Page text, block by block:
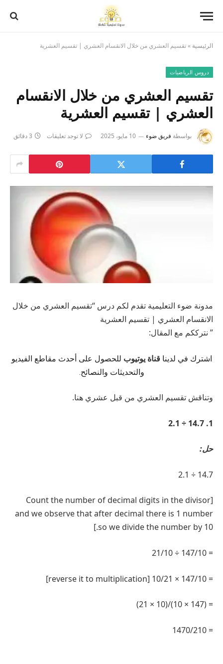
الرئيسية »تقسيم العشري من خلال الانقسام العشري | تقسيم العشرية
دروس الرياضيات
تقسيم العشري من خلال الانقسام
العشري | تقسيم العشرية
بواسطة فريق ضوء 10 مايو، 2025 لا توجد تعليقات 3 دقائق
مدونة ضوء التعليمية تقدم لكم درس “تقسيم العشري من خلال
الانقسام العشري | تقسيم العشرية
” نترككم مع المقال:
اشترك في لديناقناة يوتيوب للحصول على أحدث مقاطع الفيديو
والتحديثات والنصائح.
وتناقش تقسيم العشري من قبل عشري هنا.
1.
14.7 ÷ 2.1
حل:
14.7 ÷ 2.1
[Count the number of decimal digits in the divisor
and we observe that after decimal there is 1 number
so we divide the number by 10.]
= 147/10 ÷ 21/10
= 147/10 × 10/21 [reverse it to multiplication]
= (147 × 10)/(10 × 21)
= 1470/210